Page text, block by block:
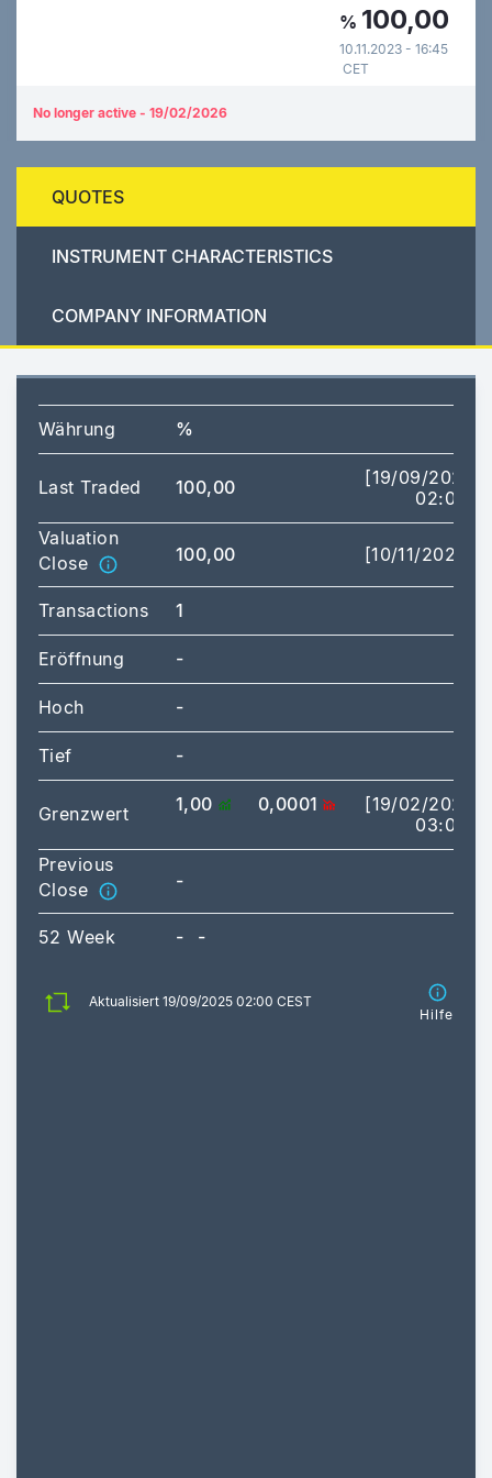
% 100,00
10.11.2023 - 16:45
CET
No longer active - 19/02/2026
QUOTES
INSTRUMENT CHARACTERISTICS
COMPANY INFORMATION
Währung %
Last Traded 100,00
[19/09/2025
02:00]
Valuation
Close
100,00 [10/11/2023]
Transactions 1
Eröffnung -
Hoch -
Tief -
Grenzwert 1,00 0,0001
[19/02/2026
03:02]
Previous
Close
-
52 Week - -
Aktualisiert 19/09/2025 02:00 CEST
Hilfe